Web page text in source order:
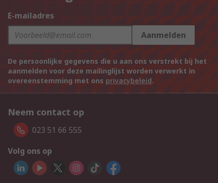
E-mailadres
Aanmelden
De persoonlijke gegevens die u aan ons verstrekt bij het
aanmelden voor deze mailinglijst worden verwerkt in
overeenstemming met ons privacybeleid.
Neem contact op
023 51 66 555
Volg ons op